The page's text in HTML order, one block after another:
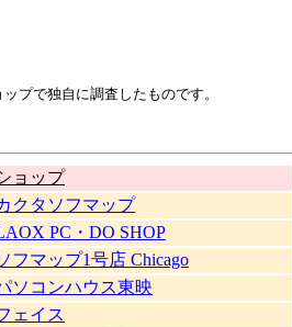
プで独自に調査したものです。
ョップ
クタソフマップ
PC・DO SHOP
フマップ1号店 Chicago
ソコンハウス東映
ェイス